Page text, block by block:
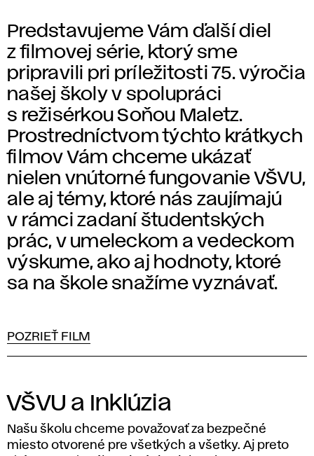
Predstavujeme Vám ďalší diel
z filmovej série, ktorý sme
pripravili pri príležitosti 75. výročia
našej školy v spolupráci
s režisérkou Soňou Maletz.
Prostredníctvom týchto krátkych
filmov Vám chceme ukázať
nielen vnútorné fungovanie VŠVU,
ale aj témy, ktoré nás zaujímajú
v rámci zadaní študentských
prác, v umeleckom a vedeckom
výskume, ako aj hodnoty, ktoré
sa na škole snažíme vyznávať.
POZRIEŤ FILM
VŠVU a Inklúzia
Našu školu chceme považovať za bezpečné
miesto otvorené pre všetkých a všetky. Aj preto